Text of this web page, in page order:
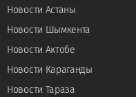
Новости Астаны
Новости Шымкента
Новости Актобе
Новости Караганды
Новости Тараза